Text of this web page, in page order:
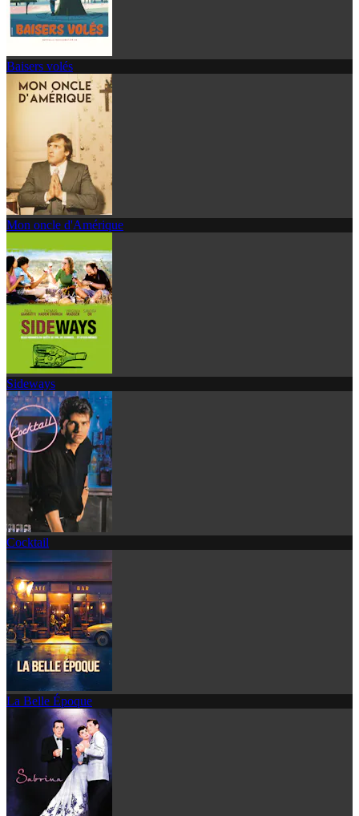
Baisers volés
Mon oncle d'Amérique
Sideways
Cocktail
La Belle Époque